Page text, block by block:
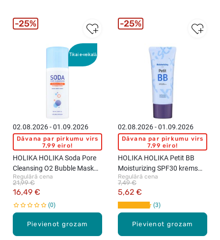
Tikai e-veikalā
Pievienot grozam
02.08.2026 - 01.09.2026
Dāvana par pirkumu virs
7,99 eiro!
HOLIKA HOLIKA Soda Pore
Cleansing O2 Bubble Mask
skābekļa maska sejai, 100ml
Regulārā cena
16,49 €
21,99 €
0
25%
Pievienot grozam
02.08.2026 - 01.09.2026
Dāvana par pirkumu virs
7,99 eiro!
HOLIKA HOLIKA Petit BB
Moisturizing SPF30 krēms
sejai, 30ml
Regulārā cena
5,62 €
7,49 €
3
25%